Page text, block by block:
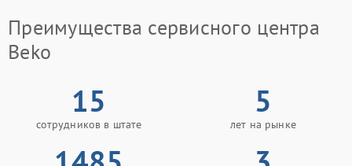
Преимущества сервисного центра
Beko
15
сотрудников в штате
5
лет на рынке